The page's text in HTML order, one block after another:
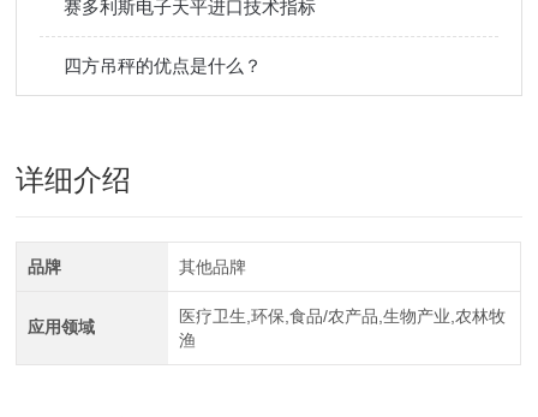
赛多利斯电子天平进口技术指标
四方吊秤的优点是什么？
详细介绍
品牌 其他品牌
应用领域
医疗卫生,环保,食品/农产品,生物产业,农林牧
渔